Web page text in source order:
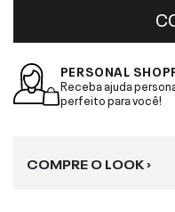
PERSONAL
Receba ajuda
perfeito para você!
COMPRE O LOOK ›